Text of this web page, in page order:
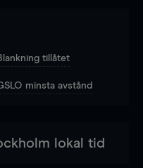
tillåtet
minsta avstånd
lokal tid